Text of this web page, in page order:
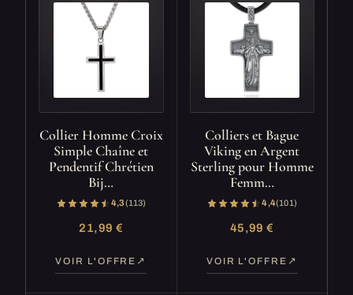
Collier Homme Croix
Simple Chaîne et
Pendentif Chrétien
Bij…
4,3(113)
21,99 €
VOIR L'OFFRE
Colliers et Bague
Viking en Argent
Sterling pour Homme
Femm…
4,4(101)
45,99 €
VOIR L'OFFRE